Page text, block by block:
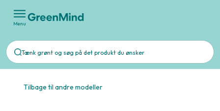
Menu
Tilbage til andre modeller